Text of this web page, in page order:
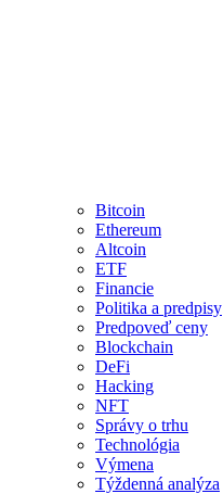
Bitcoin
Ethereum
Altcoin
ETF
Financie
Politika a predpisy
Predpoveď ceny
Blockchain
DeFi
Hacking
NFT
Správy o trhu
Technológia
Výmena
Týždenná analýza